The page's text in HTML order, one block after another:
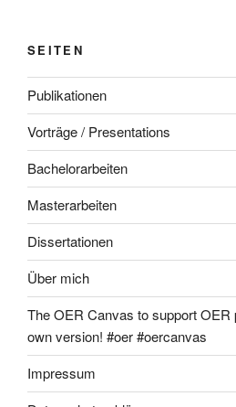
SEITEN
Publikationen
Vorträge / Presentations
Bachelorarbeiten
Masterarbeiten
Dissertationen
Über mich
The OER Canvas to support
own version! #oer #oercanvas
Impressum